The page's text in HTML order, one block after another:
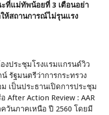
ที่แม่ทัพน้อยที่ 3 เตือนอย่า
ห้สถานการณ์ไม่รุนแรง
งประชุมโรงแรมแกรนด์วิว
รัฐมนตรีว่าการกระทรวง
เป็นประธานเปิดการประชุม
After Action Review : AAR
นภาคเหนือ ปี 2560 โดยมี